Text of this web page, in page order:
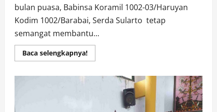
bulan puasa, Babinsa Koramil 1002-03/Haruyan
Kodim 1002/Barabai, Serda Sularto tetap
semangat membantu...
Baca selengkapnya!Read
more
Puasa,